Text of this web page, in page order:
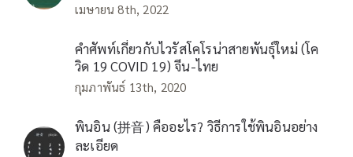
เมษายน 8th, 2022
คำศัพท์เกี่ยวกับไวรัสโคโรน่าสายพันธุ์ใหม่ (โค
วิด 19 COVID 19) จีน-ไทย
กุมภาพันธ์ 13th, 2020
พินอิน (拼音) คืออะไร? วิธีการใช้พินอินอย่าง
ละเอียด